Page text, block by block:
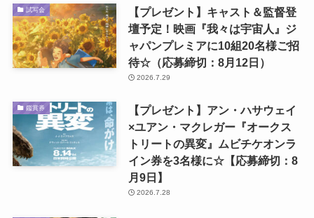
試写会
【プレゼント】キャスト＆監督登
壇予定！映画『我々は宇宙人』ジ
ャパンプレミアに10組20名様ご招
待☆（応募締切：8月12日）
2026.7.29
鑑賞券
【プレゼント】アン・ハサウェイ
×ユアン・マクレガー『オークス
トリートの異変』ムビチケオンラ
イン券を3名様に☆【応募締切：8
月9日】
2026.7.28